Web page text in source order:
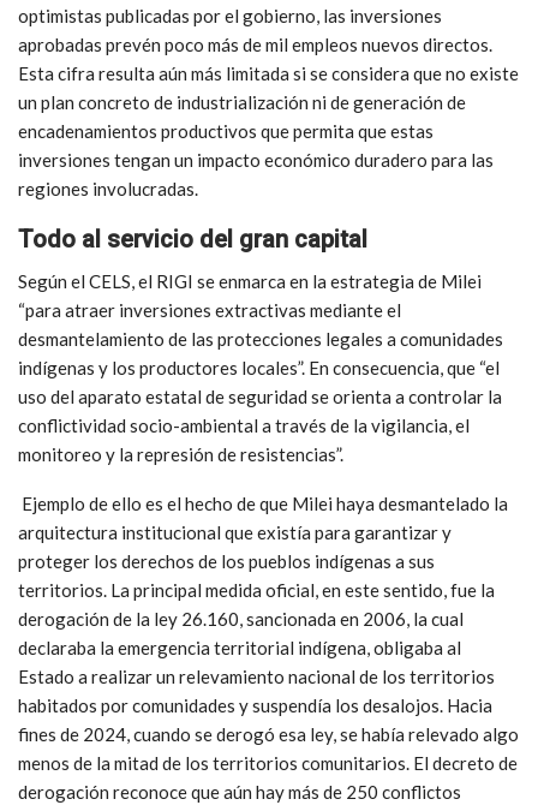
optimistas publicadas por el gobierno, las inversiones
aprobadas prevén poco más de mil empleos nuevos directos.
Esta cifra resulta aún más limitada si se considera que no existe
un plan concreto de industrialización ni de generación de
encadenamientos productivos que permita que estas
inversiones tengan un impacto económico duradero para las
regiones involucradas.
Todo al servicio del gran capital
Según el CELS, el RIGI se enmarca en la estrategia de Milei
“para atraer inversiones extractivas mediante el
desmantelamiento de las protecciones legales a comunidades
indígenas y los productores locales”. En consecuencia, que “el
uso del aparato estatal de seguridad se orienta a controlar la
conflictividad socio-ambiental a través de la vigilancia, el
monitoreo y la represión de resistencias”.
Ejemplo de ello es el hecho de que Milei haya desmantelado la
arquitectura institucional que existía para garantizar y
proteger los derechos de los pueblos indígenas a sus
territorios. La principal medida oficial, en este sentido, fue la
derogación de la ley 26.160, sancionada en 2006, la cual
declaraba la emergencia territorial indígena, obligaba al
Estado a realizar un relevamiento nacional de los territorios
habitados por comunidades y suspendía los desalojos. Hacia
fines de 2024, cuando se derogó esa ley, se había relevado algo
menos de la mitad de los territorios comunitarios. El decreto de
derogación reconoce que aún hay más de 250 conflictos